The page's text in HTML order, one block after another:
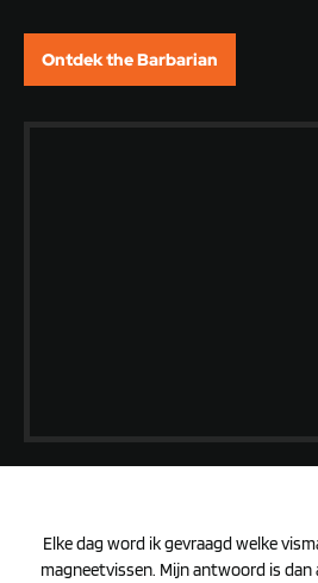
Ontdek the Barbarian
Elke dag word ik gevraagd welke
magneetvissen. Mijn antwoord is